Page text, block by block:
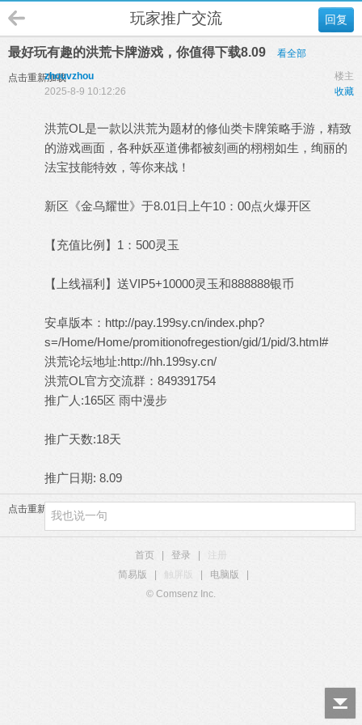
回复
玩家推广交流
最好玩有趣的洪荒卡牌游戏，你值得下载8.09 看全部
点击重新加载 楼主
zhouvzhou
收藏
2025-8-9 10:12:26
洪荒OL是一款以洪荒为题材的修仙类卡牌策略手游，精致
的游戏画面，各种妖巫道佛都被刻画的栩栩如生，绚丽的
法宝技能特效，等你来战！
新区《金乌耀世》于8.01日上午10：00点火爆开区
【充值比例】1：500灵玉
【上线福利】送VIP5+10000灵玉和888888银币
安卓版本：http://pay.199sy.cn/index.php?
s=/Home/Home/promitionofregestion/gid/1/pid/3.html#
洪荒论坛地址:http://hh.199sy.cn/
洪荒OL官方交流群：849391754
推广人:165区 雨中漫步
推广天数:18天
推广日期: 8.09
点击重新加载
首页 登录
简易版
触屏版 电脑版
© Comsenz Inc.